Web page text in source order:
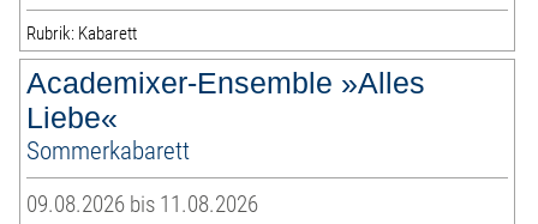
Rubrik: Kabarett
Academixer-Ensemble »Alles
Liebe«
Sommerkabarett
09.08.2026 bis 11.08.2026